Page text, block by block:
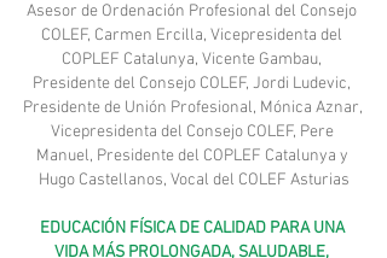
Asesor de Ordenación Profesional del Consejo
COLEF, Carmen Ercilla, Vicepresidenta del
COPLEF Catalunya, Vicente Gambau,
Presidente del Consejo COLEF, Jordi Ludevic,
Presidente de Unión Profesional, Mónica Aznar,
Vicepresidenta del Consejo COLEF, Pere
Manuel, Presidente del COPLEF Catalunya y
Hugo Castellanos, Vocal del COLEF Asturias
EDUCACIÓN FÍSICA DE CALIDAD PARA UNA
VIDA MÁS PROLONGADA, SALUDABLE,